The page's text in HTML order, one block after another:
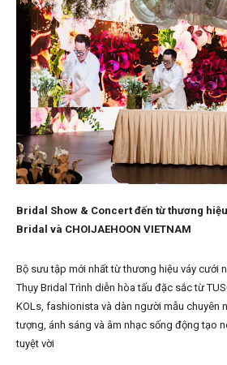
Bridal Show & Concert đến từ thương
Bridal và CHOIJAEHOON VIETNAM
Bộ sưu tập mới nhất từ thương hiệu váy cưới
Thụy Bridal Trình diễn hòa tấu đặc sắc từ
KOLs, fashionista và dàn người mẫu chuyên
tượng, ánh sáng và âm nhạc sống động tạo
tuyệt vời